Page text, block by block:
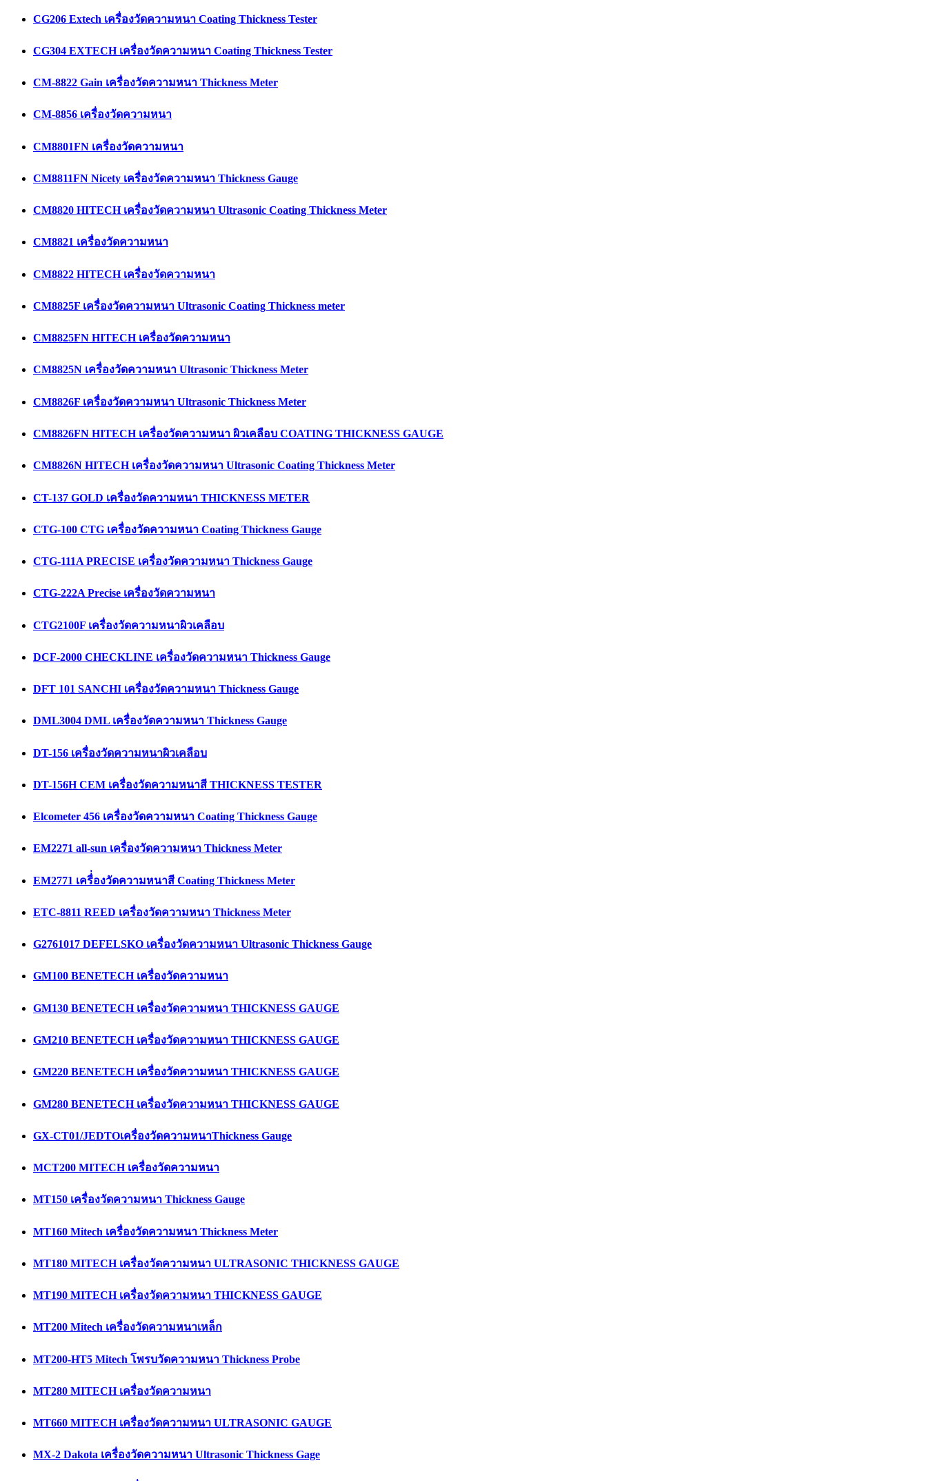
CG206 Extech เครื่องวัดความหนา Coating Thickness Tester
CG304 EXTECH เครื่องวัดความหนา Coating Thickness Tester
CM-8822 Gain เครื่องวัดความหนา Thickness Meter
CM-8856 เครื่องวัดความหนา
CM8801FN เครื่องวัดความหนา
CM8811FN Nicety เครื่องวัดความหนา Thickness Gauge
CM8820 HITECH เครื่องวัดความหนา Ultrasonic Coating Thickness Meter
CM8821 เครื่องวัดความหนา
CM8822 HITECH เครื่องวัดความหนา
CM8825F เครื่องวัดความหนา Ultrasonic Coating Thickness meter
CM8825FN HITECH เครื่องวัดความหนา
CM8825N เครื่องวัดความหนา Ultrasonic Thickness Meter
CM8826F เครื่องวัดความหนา Ultrasonic Thickness Meter
CM8826FN HITECH เครื่องวัดความหนา ผิวเคลือบ COATING THICKNESS GAUGE
CM8826N HITECH เครื่องวัดความหนา Ultrasonic Coating Thickness Meter
CT-137 GOLD เครื่องวัดความหนา THICKNESS METER
CTG-100 CTG เครื่องวัดความหนา Coating Thickness Gauge
CTG-111A PRECISE เครื่องวัดความหนา Thickness Gauge
CTG-222A Precise เครื่องวัดความหนา
CTG2100F เครื่องวัดความหนาผิวเคลือบ
DCF-2000 CHECKLINE เครื่องวัดความหนา Thickness Gauge
DFT 101 SANCHI เครื่องวัดความหนา Thickness Gauge
DML3004 DML เครื่องวัดความหนา Thickness Gauge
DT-156 เครื่องวัดความหนาผิวเคลือบ
DT-156H CEM เครื่องวัดความหนาสี THICKNESS TESTER
Elcometer 456 เครื่องวัดความหนา Coating Thickness Gauge
EM2271 all-sun เครื่องวัดความหนา Thickness Meter
EM2771 เครื่่องวัดความหนาสี Coating Thickness Meter
ETC-8811 REED เครื่องวัดความหนา Thickness Meter
G2761017 DEFELSKO เครื่องวัดความหนา Ultrasonic Thickness Gauge
GM100 BENETECH เครื่องวัดความหนา
GM130 BENETECH เครื่องวัดความหนา THICKNESS GAUGE
GM210 BENETECH เครื่องวัดความหนา THICKNESS GAUGE
GM220 BENETECH เครื่องวัดความหนา THICKNESS GAUGE
GM280 BENETECH เครื่องวัดความหนา THICKNESS GAUGE
GX-CT01/JEDTOเครื่องวัดความหนาThickness Gauge
MCT200 MITECH เครื่องวัดความหนา
MT150 เครื่องวัดความหนา Thickness Gauge
MT160 Mitech เครื่องวัดความหนา Thickness Meter
MT180 MITECH เครื่องวัดความหนา ULTRASONIC THICKNESS GAUGE
MT190 MITECH เครื่องวัดความหนา THICKNESS GAUGE
MT200 Mitech เครื่องวัดความหนาเหล็ก
MT200-HT5 Mitech โพรบวัดความหนา Thickness Probe
MT280 MITECH เครื่องวัดความหนา
MT660 MITECH เครื่องวัดความหนา ULTRASONIC GAUGE
MX-2 Dakota เครื่องวัดความหนา Ultrasonic Thickness Gage